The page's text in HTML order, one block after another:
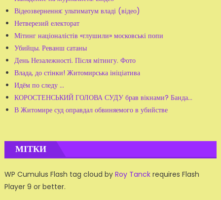
Відеозвернення: ультиматум владі (відео)
Нетверезий електорат
Мітинг націоналістів «глушили» московські попи
Убийцы. Реванш сатаны
День Незалежності. Після мітингу. Фото
Влада, до стінки! Житомирська ініціатива
Идём по следу ...
КОРОСТЕНСЬКИЙ ГОЛОВА СУДУ брав вікнами? Банда...
В Житомире суд оправдал обвиняемого в убийстве
МІТКИ
WP Cumulus Flash tag cloud by Roy Tanckrequires Flash
Player 9 or better.